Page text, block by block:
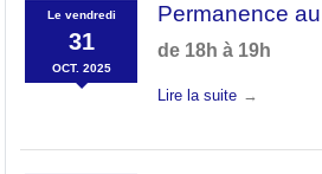
Le vendredi
31
OCT. 2025
Permanence
de 18h à 19h
Lire la suite